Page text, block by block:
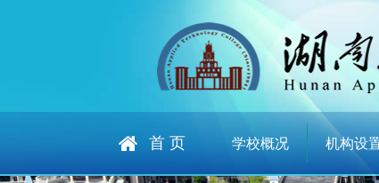
首 页 学校概况 机构设